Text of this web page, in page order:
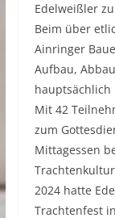
Edelweißler
Beim über
Ainringer
Aufbau,
Mit 42
zum
Mittagessen
2024 hatte
Trachtenfest